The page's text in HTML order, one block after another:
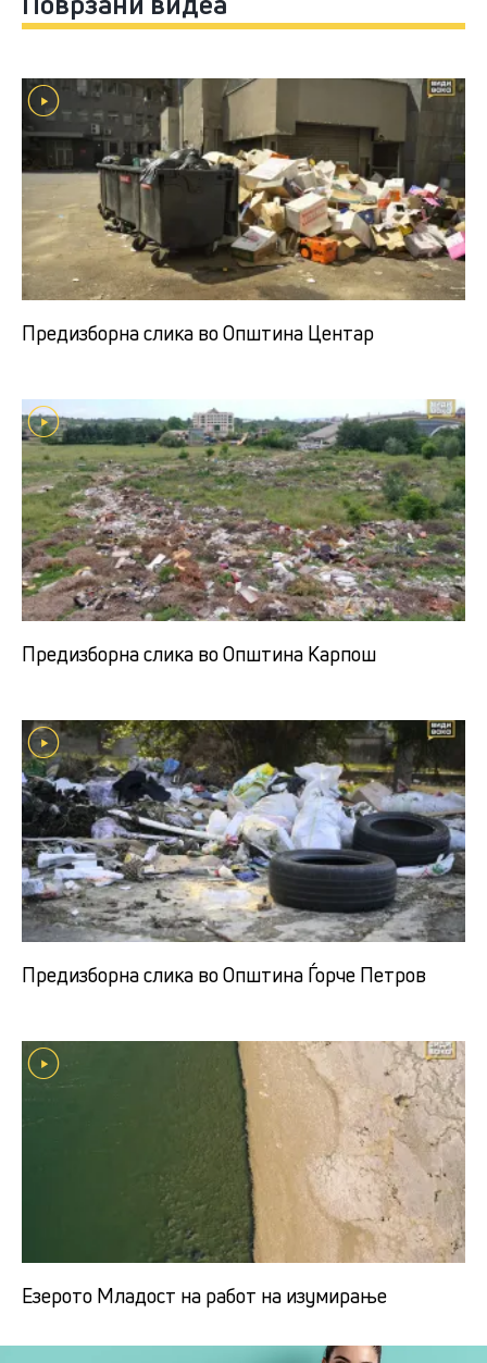
Предизборна слика во Општина Центар
Предизборна слика во Општина Карпош
Предизборна слика во Општина Ѓорче Петров
Езерото Младост на работ на изумирање